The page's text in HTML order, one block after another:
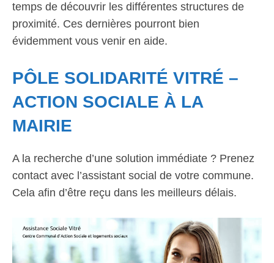
temps de découvrir les différentes structures de
proximité. Ces dernières pourront bien
évidemment vous venir en aide.
PÔLE SOLIDARITÉ VITRÉ –
ACTION SOCIALE À LA
MAIRIE
A la recherche d’une solution immédiate ? Prenez
contact avec l’assistant social de votre commune.
Cela afin d’être reçu dans les meilleurs délais.